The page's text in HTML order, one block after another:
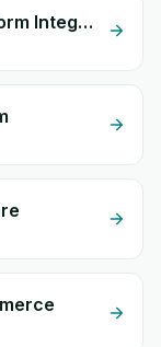
Email SMTP + Google Form Integration